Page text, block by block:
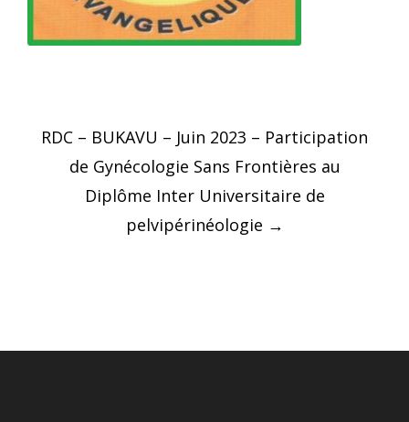
Post
navigation
RDC – BUKAVU – Juin 2023 – Participation
de Gynécologie Sans Frontières au
Diplôme Inter Universitaire de
pelvipérinéologie →